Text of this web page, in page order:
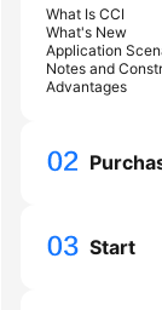
User
Guide
Best
Developer
API
What Is CCI
What's New
Application
Notes and
Advantages
Start